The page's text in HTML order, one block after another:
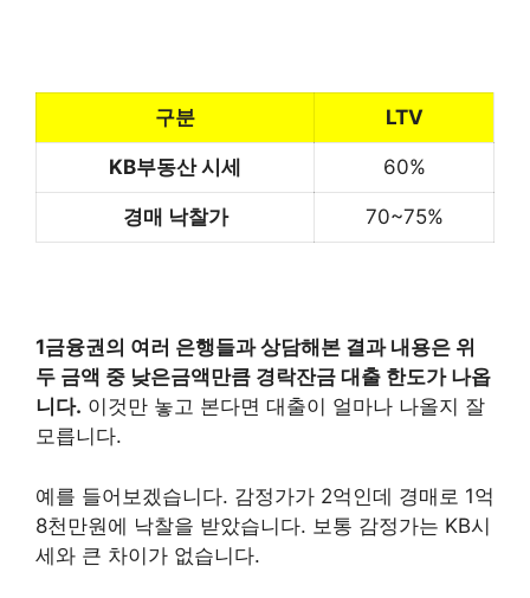
구분 LTV
KB부동산 시세 60%
경매 낙찰가 70~75%
1금융권의 여러 은행들과 상담해본 결과 내용은 위
두 금액 중 낮은금액만큼 경락잔금 대출 한도가 나옵
니다. 이것만 놓고 본다면 대출이 얼마나 나올지 잘
모릅니다.
예를 들어보겠습니다. 감정가가 2억인데 경매로 1억
8천만원에 낙찰을 받았습니다. 보통 감정가는 KB시
세와 큰 차이가 없습니다.